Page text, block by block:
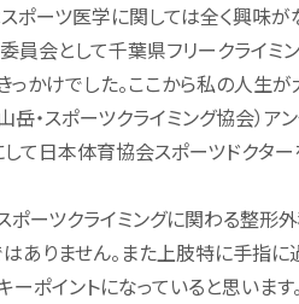
ポーツ医学に関しては全く興味
会として千葉県フリークライミ
かけでした。ここから私の人生が
・スポーツクライミング協会）ア
て日本体育協会スポーツドクター
ポーツクライミングに関わる整
ありません。また上肢特に手指
ポイントになっていると思います。